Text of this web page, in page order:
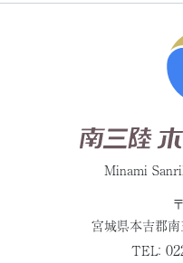
Minami
宮城県本吉郡
TEL：